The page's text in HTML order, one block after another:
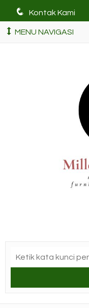
q Kontak Kami
MENU NAVIGASI